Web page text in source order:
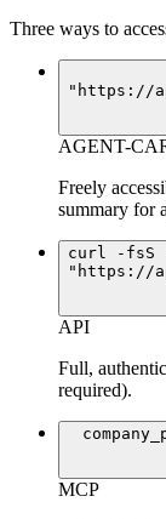
Three ways to
"https://
AGENT-
Freely
summary for
curl -fsS -
"https://
API
Full,
required).
MCP